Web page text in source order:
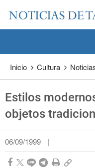
Pase a contenido
Inicio Cultura
Estilos
objetos
06/09/1999 |